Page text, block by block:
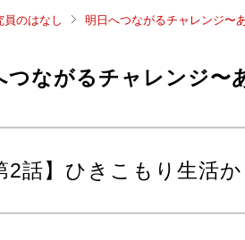
員のはなし 明日へつながるチャレンジ〜
つながるチャレンジ〜
2話】ひきこもり生活